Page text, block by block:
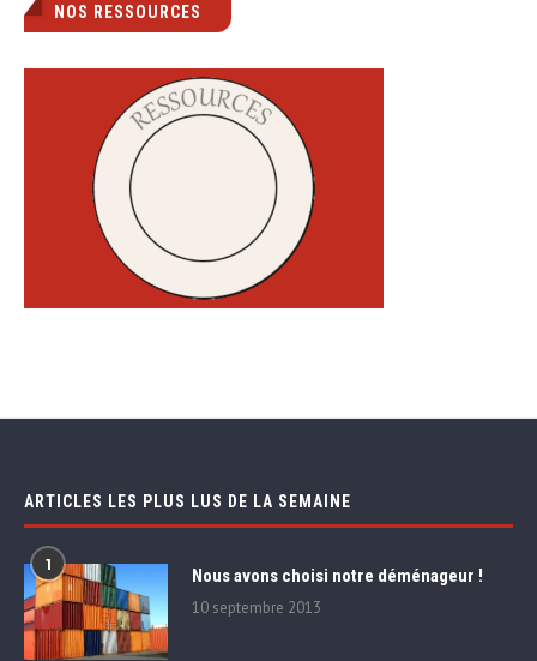
NOS RESSOURCES
ARTICLES LES PLUS LUS DE LA SEMAINE
1 Nous avons choisi notre déménageur !
10 septembre 2013